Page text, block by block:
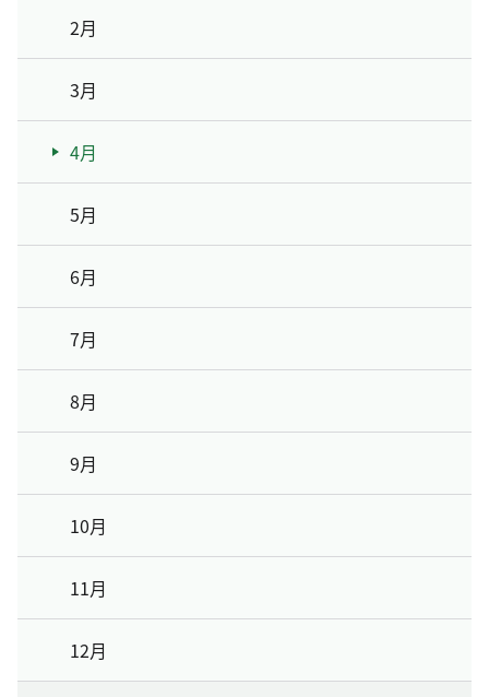
2月
3月
4月
5月
6月
7月
8月
9月
10月
11月
12月